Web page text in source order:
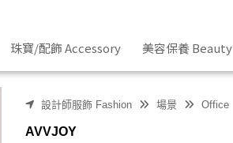
珠寶/配飾 Accessory 美容保養 Beauty
設計師服飾 Fashion 場景 Office
AVVJOY